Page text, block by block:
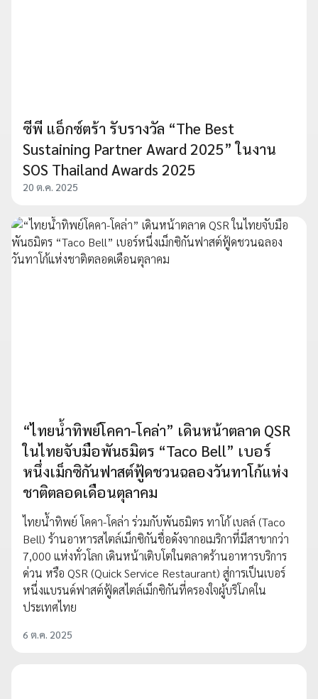
ซีพี แอ็กซ์ตร้า รับรางวัล “The Best
Sustaining Partner Award 2025” ในงาน
SOS Thailand Awards 2025
20 ต.ค. 2025
“ไทยน้ำทิพย์โคคา-โคล่า” เดินหน้าตลาด QSR
ในไทยจับมือพันธมิตร “Taco Bell” เบอร์
หนึ่งเม็กซิกันฟาสต์ฟู้ดชวนฉลองวันทาโก้แห่ง
ชาติตลอดเดือนตุลาคม
ไทยน้ำทิพย์ โคคา-โคล่า ร่วมกับพันธมิตร ทาโก้ เบลล์ (Taco
Bell) ร้านอาหารสไตล์เม็กซิกันชื่อดังจากอเมริกาที่มีสาขากว่า
7,000 แห่งทั่วโลก เดินหน้าเติบโตในตลาดร้านอาหารบริการ
ด่วน หรือ QSR (Quick Service Restaurant) สู่การเป็นเบอร์
หนึ่งแบรนด์ฟาสต์ฟู้ดสไตล์เม็กซิกันที่ครองใจผู้บริโภคใน
ประเทศไทย
6 ต.ค. 2025